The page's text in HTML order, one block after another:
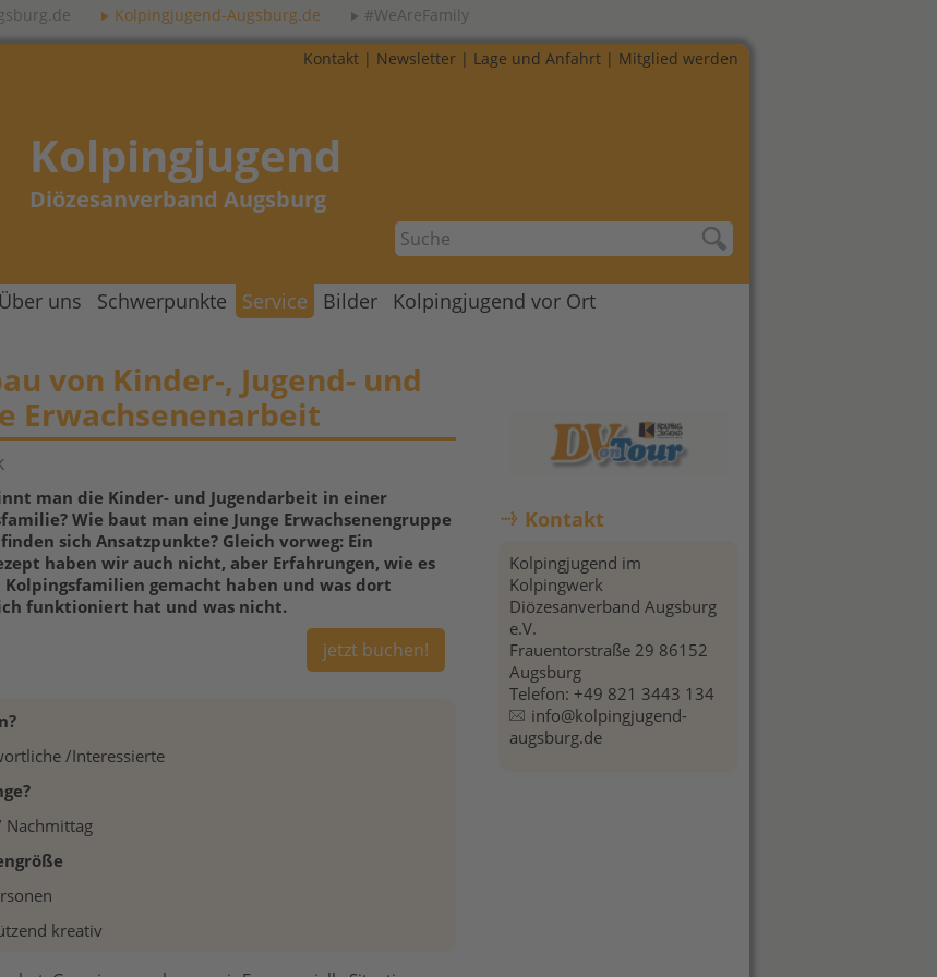
Kolpingjugend-Augsburg.de #WeAreFamily
Kontakt | Newsletter | Lage und Anfahrt | Mitglied werden
Kolpingjugend
Diözesanverband Augsburg
Über uns Schwerpunkte Service Bilder Kolpingjugend vor Ort
von Kinder-, Jugend- und
Erwachsenenarbeit
man die Kinder- und Jugendarbeit in einer
Wie baut man eine Junge Erwachsenengruppe
sich Ansatzpunkte? Gleich vorweg: Ein
haben wir auch nicht, aber Erfahrungen, wie es
Kolpingsfamilien gemacht haben und was dort
funktioniert hat und was nicht.
jetzt buchen!
/Interessierte
Nachmittag
kreativ
Kontakt
Kolpingjugend im
Kolpingwerk
Diözesanverband Augsburg
e.V.
Frauentorstraße 29 86152
Augsburg
Telefon: +49 821 3443 134
info@kolpingjugend-
augsburg.de